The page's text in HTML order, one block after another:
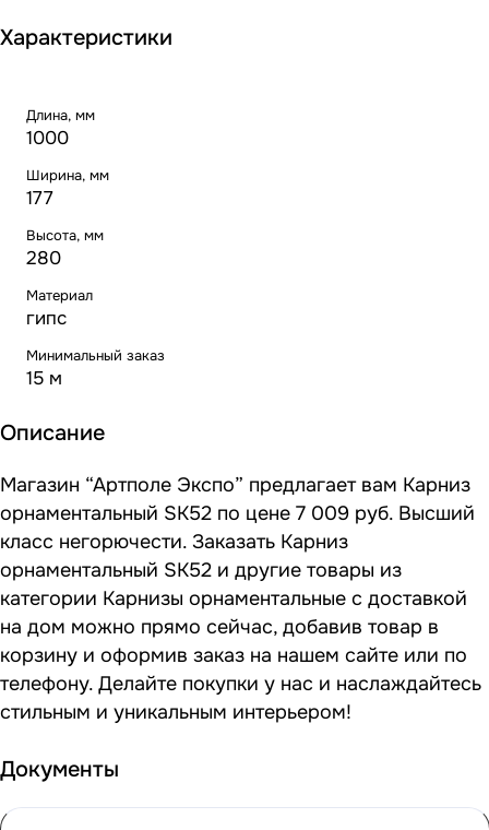
Характеристики
Длина, мм
1000
Ширина, мм
177
Высота, мм
280
Материал
гипс
Минимальный заказ
15 м
Описание
Магазин “Артполе Экспо” предлагает вам Карниз
орнаментальный SK52 по цене 7 009 руб. Высший
класс негорючести. Заказать Карниз
орнаментальный SK52 и другие товары из
категории Карнизы орнаментальные с доставкой
на дом можно прямо сейчас, добавив товар в
корзину и оформив заказ на нашем сайте или по
телефону. Делайте покупки у нас и наслаждайтесь
стильным и уникальным интерьером!
Документы